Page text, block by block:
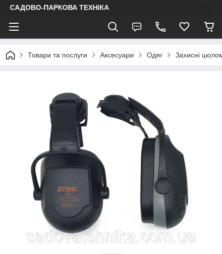
САДОВО-ПАРКОВА ТЕХНІКА
Товари та послуги Аксесуари Одяг Захисні